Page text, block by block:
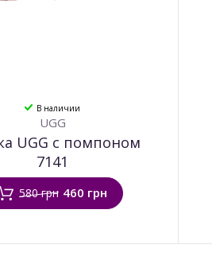
В наличии
UGG
UGG с помпоном
7141
580 грн 460 грн